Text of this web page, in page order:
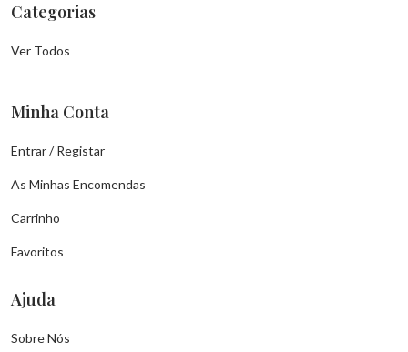
Categorias
Ver Todos
Minha Conta
Entrar / Registar
As Minhas Encomendas
Carrinho
Favoritos
Ajuda
Sobre Nós